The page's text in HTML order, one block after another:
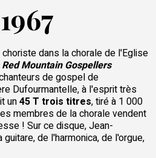
dans la chorale de l'Eglise
Mountain Gospellers
de gospel de
Dufourmantelle, à l'esprit très
un45 T trois titres, tiré à 1 000
membres de la chorale vendent
! Sur ce disque, Jean-
de l'harmonica, de l'orgue,